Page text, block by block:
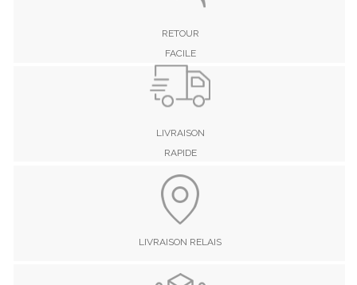
RETOUR
FACILE
LIVRAISON
RAPIDE
LIVRAISON RELAIS